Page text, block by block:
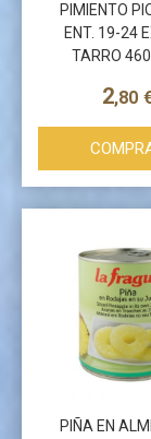
PIMIENTO
ENT. 19-24
TARRO
2,80
PIÑA EN